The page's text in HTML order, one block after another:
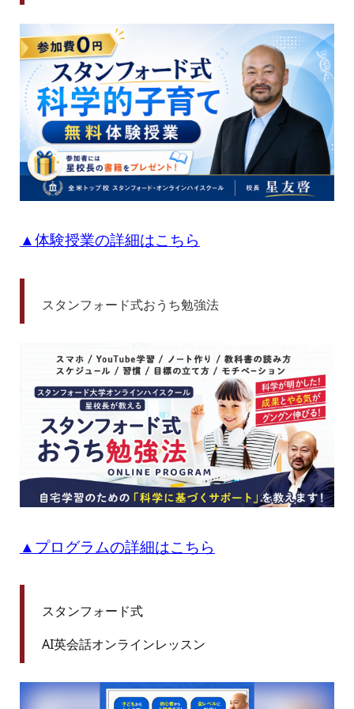
▲体験授業の詳細はこちら
スタンフォード式おうち勉強法
▲ プログラムの詳細はこちら
スタンフォード式
AI英会話オンラインレッスン